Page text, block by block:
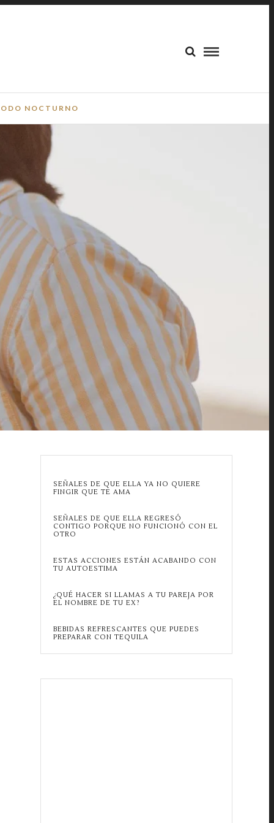
NOCTURNO
SEÑALES DE QUE ELLA YA NO QUIERE
FINGIR QUE TE AMA
SEÑALES DE QUE ELLA REGRESÓ
CONTIGO PORQUE NO FUNCIONÓ CON EL
OTRO
ESTAS ACCIONES ESTÁN ACABANDO CON
TU AUTOESTIMA
¿QUÉ HACER SI LLAMAS A TU PAREJA POR
EL NOMBRE DE TU EX?
BEBIDAS REFRESCANTES QUE PUEDES
PREPARAR CON TEQUILA